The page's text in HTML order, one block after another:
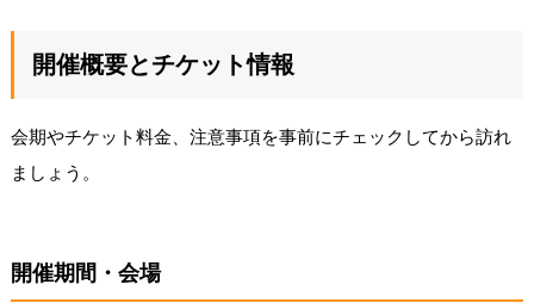
開催概要とチケット情報
会期やチケット料金、注意事項を事前にチェックしてから訪れ
ましょう。
開催期間・会場